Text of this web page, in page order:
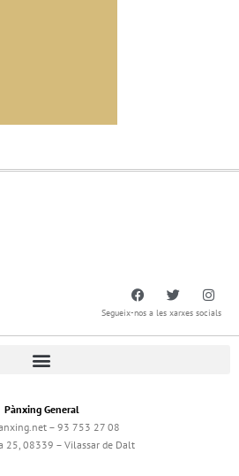
Segueix-nos a les xarxes socials
Pànxing General
– 93 753 27 08
25, 08339 – Vilassar de Dalt